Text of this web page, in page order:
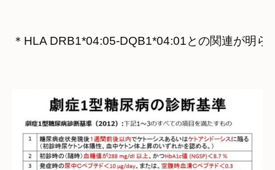
＊HLA DRB1*04:05-DQB1*04:01との関連が明ら